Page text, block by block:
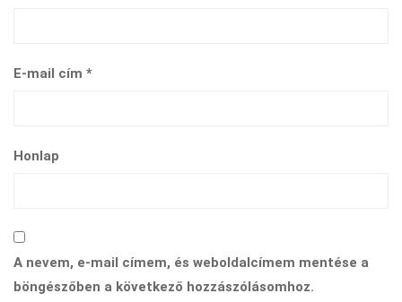
E-mail cím *
Honlap
A nevem, e-mail címem, és weboldalcímem mentése a
böngészőben a következő hozzászólásomhoz.